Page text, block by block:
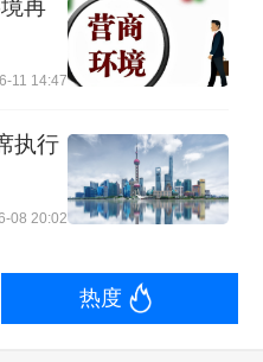
情感价值，而非
一趋势非常符合国
能力和人们对于国
常高，消费者对文
与传播度也相当
际品牌愿意进入上
再
11 14:47
执行
08 20:02
热度